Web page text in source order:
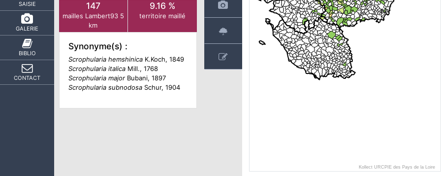
SAISIE
GALERIE
BIBLIO
CONTACT
147
mailles Lambert93 5
km
9.16 %
territoire maillé
Synonyme(s) :
Scrophularia hemshinicaK.Koch, 1849
Scrophularia italicaMill., 1768
Scrophularia majorBubani, 1897
Scrophularia subnodosaSchur, 1904
Kollect URCPIE des Pays de la Loire